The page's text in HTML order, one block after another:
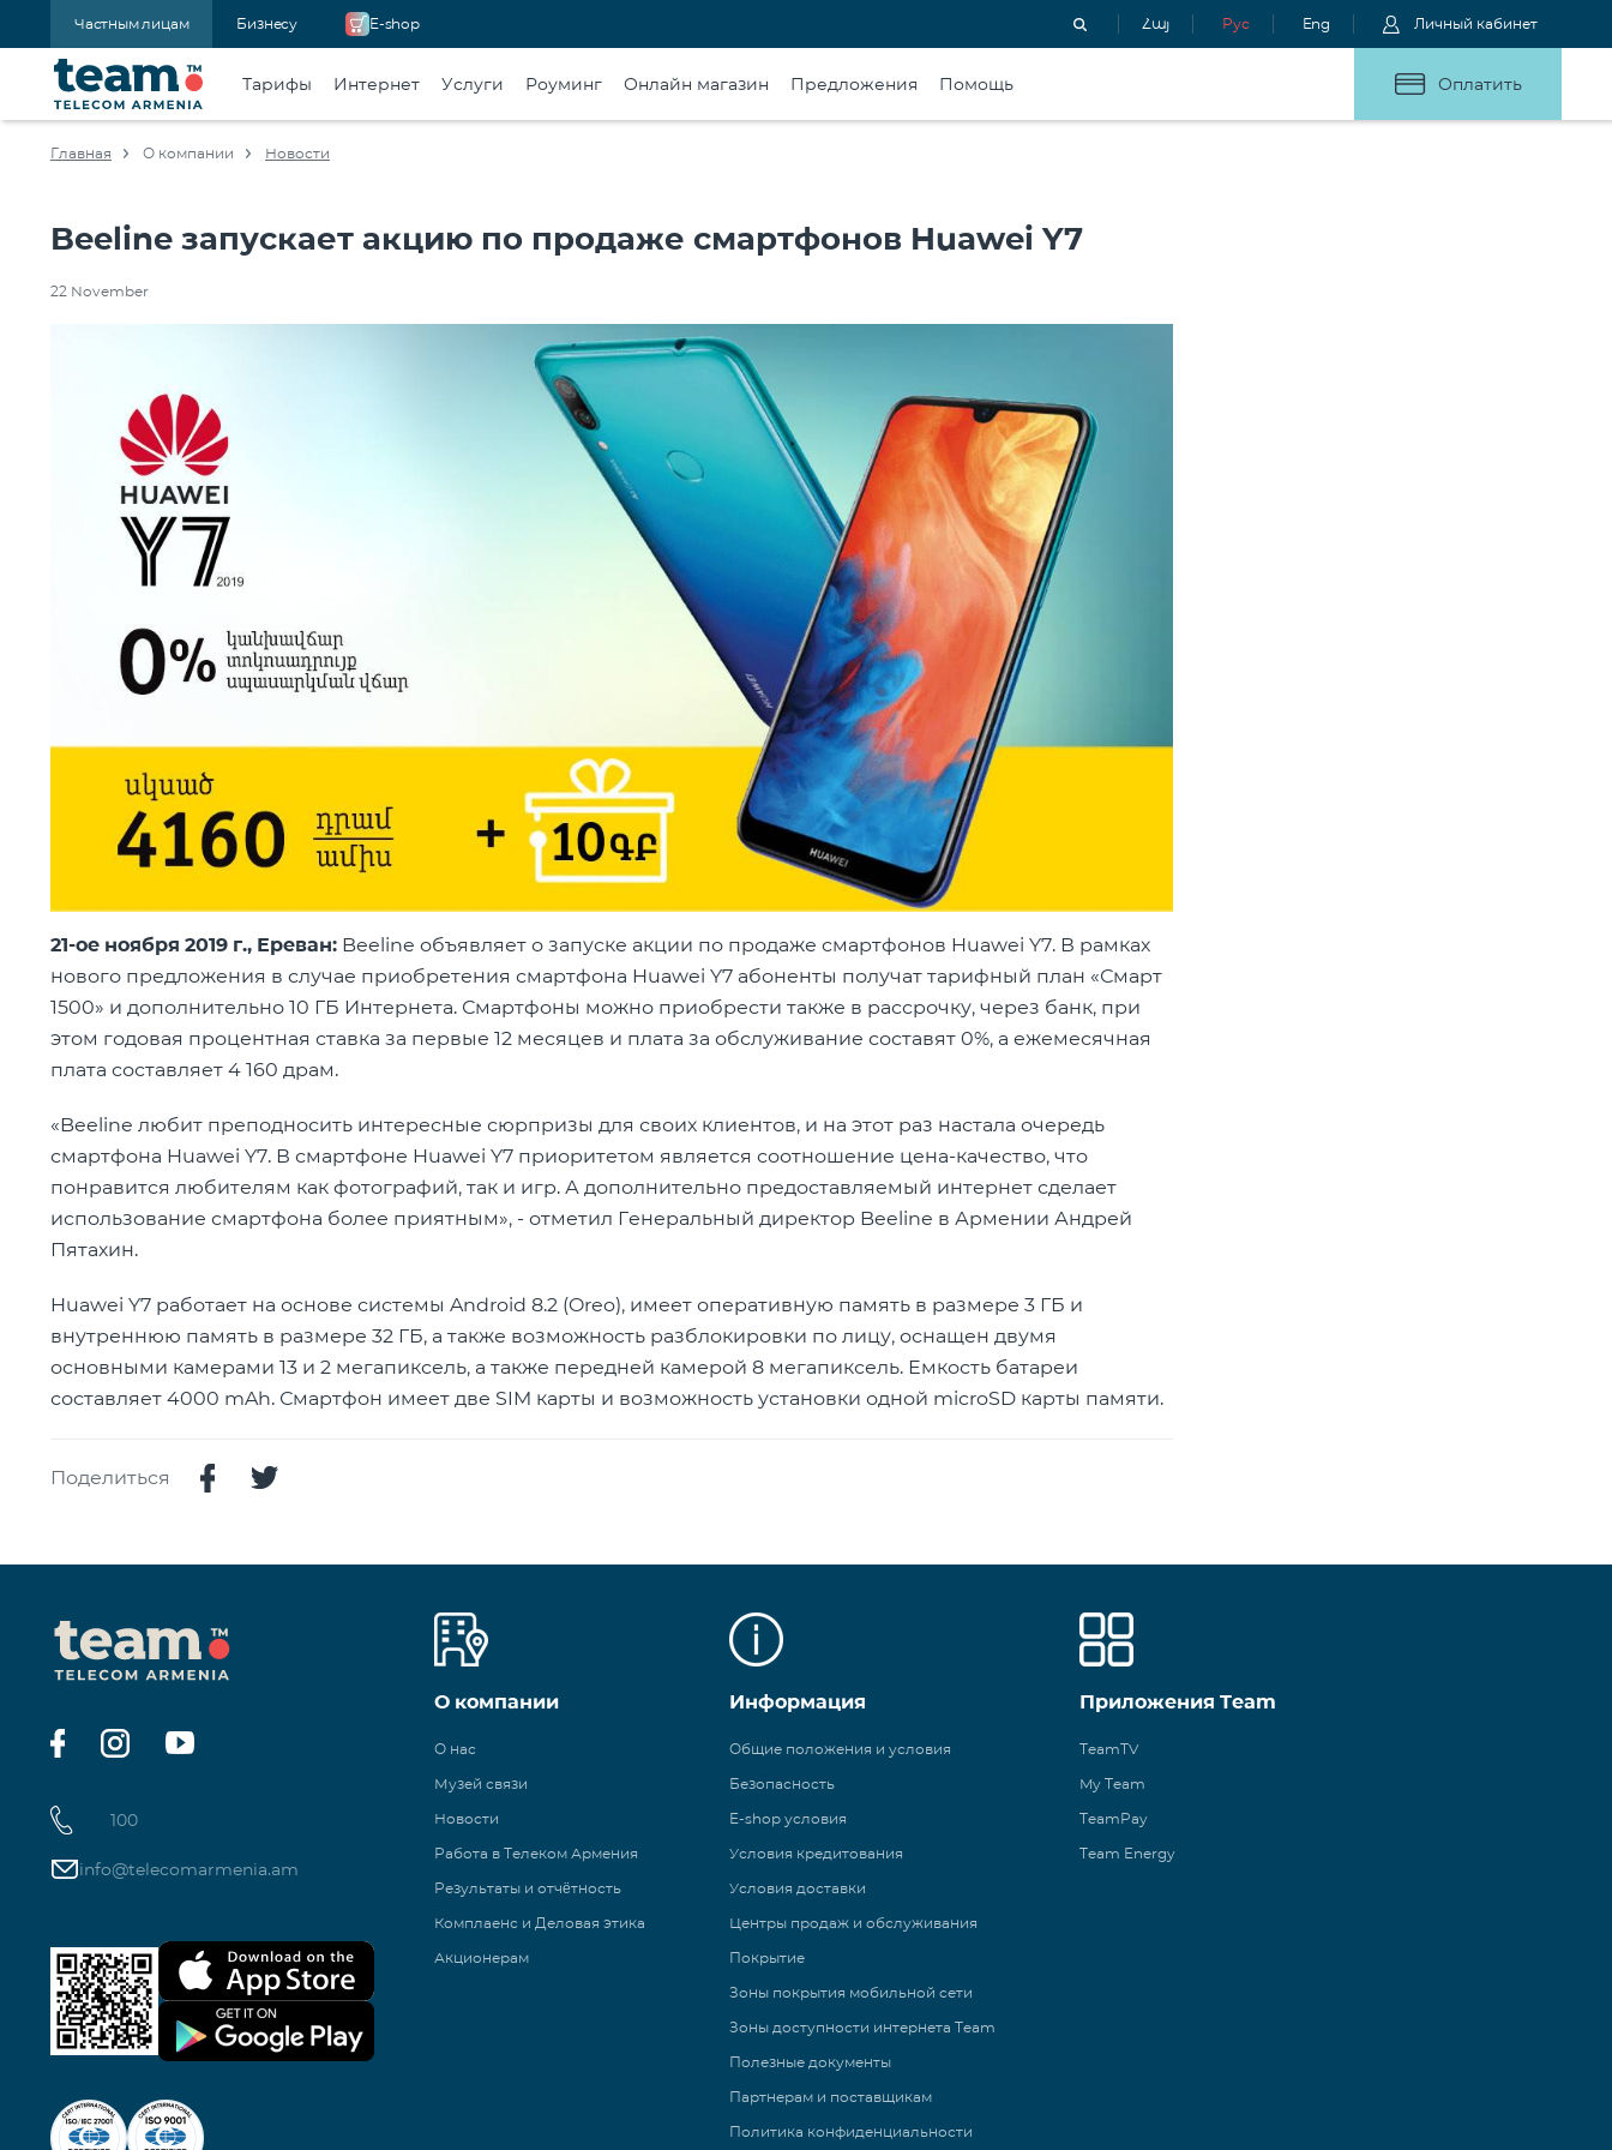
Частным лицам Бизнесу E-shop Հայ Рус Eng Личный кабинет
Тарифы Интернет Услуги Роуминг Онлайн магазин Предложения Помощь Оплатить
Главная О компании Новости
Beeline запускает акцию по продаже смартфонов Huawei Y7
22 November
21-ое ноября 2019 г., Ереван: Beeline объявляет о запуске акции по продаже смартфонов Huawei Y7. В рамках
нового предложения в случае приобретения смартфона Huawei Y7 абоненты получат тарифный план «Смарт
1500» и дополнительно 10 ГБ Интернета. Смартфоны можно приобрести также в рассрочку, через банк, при
этом годовая процентная ставка за первые 12 месяцев и плата за обслуживание составят 0%, а ежемесячная
плата составляет 4 160 драм.
«Beeline любит преподносить интересные сюрпризы для своих клиентов, и на этот раз настала очередь
смартфона Huawei Y7. В смартфоне Huawei Y7 приоритетом является соотношение цена-качество, что
понравится любителям как фотографий, так и игр. А дополнительно предоставляемый интернет сделает
использование смартфона более приятным», - отметил Генеральный директор Beeline в Армении Андрей
Пятахин.
Huawei Y7 работает на основе системы Android 8.2 (Oreo), имеет оперативную память в размере 3 ГБ и
внутреннюю память в размере 32 ГБ, а также возможность разблокировки по лицу, оснащен двумя
основными камерами 13 и 2 мегапиксель, а также передней камерой 8 мегапиксель. Емкость батареи
составляет 4000 mAh. Смартфон имеет две SIM карты и возможность установки одной microSD карты памяти.
Поделиться
100
info@telecomarmenia.am
О компании
О нас
Музей связи
Новости
Работа в Телеком Армения
Результаты и отчётность
Комплаенс и Деловая этика
Акционерам
Информация
Общие положения и условия
Безопасность
E-shop условия
Условия кредитования
Условия доставки
Центры продаж и обслуживания
Покрытие
Зоны покрытия мобильной сети
Зоны доступности интернета Team
Полезные документы
Партнерам и поставщикам
Политика конфиденциальности
Приложения Team
TeamTV
My Team
TeamPay
Team Energy